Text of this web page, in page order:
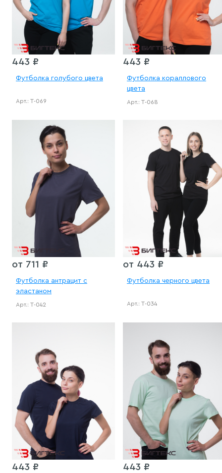
443 ₽
Футболка голубого цвета
Арт.: Т-069
443 ₽
Футболка кораллового
цвета
Арт.: Т-068
от 711 ₽
Футболка антрацит с
эластаном
Арт.: Т-042
от 443 ₽
Футболка черного цвета
Арт.: Т-034
443 ₽ 443 ₽